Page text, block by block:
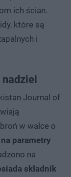
ich ścian.
które są
i
nadziei
Journal of
w walce o
parametry
na
składnik